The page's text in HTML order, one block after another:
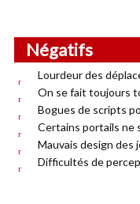
Négatifs
Lourdeur des
On se fait toujours
Bogues de scripts
Certains portails ne
Mauvais design des
Difficultés de